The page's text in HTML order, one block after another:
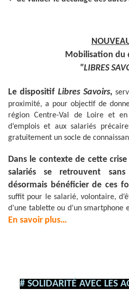
Mobilisation du
"LIBRES
Le dispositif Libres Savoirs,
proximité, a pour objectif de
région Centre-Val de Loire et
d’emplois et aux salariés
gratuitement un socle de
Dans le contexte de cette
salariés se retrouvent
désormais bénéficier de ces
suffit pour le salarié, volontaire,
d’une tablette ou d’un smartphone
En savoir plus…
# SOLIDARITÉ AVEC LES